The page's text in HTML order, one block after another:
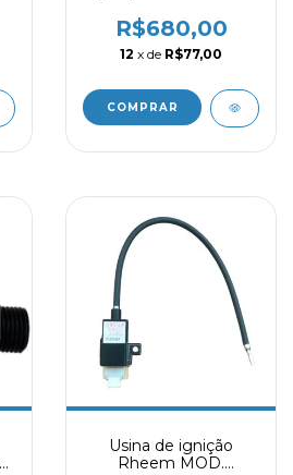
Chileno
R$680,00
12 x de R$77,00
Usina de ignição
Rheem MOD.